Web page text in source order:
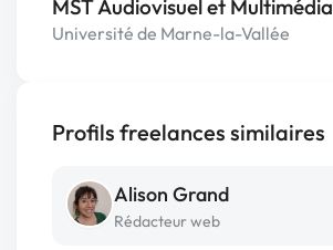
MST Audiovisuel et Multimédia
Université de Marne-la-Vallée
Profils freelances similaires
Alison Grand
Rédacteur web